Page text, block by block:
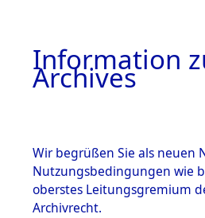
Information
Archives
Wir begrüßen Sie als neuen
Nutzungsbedingungen wie
oberstes Leitungsgremium
Archivrecht.